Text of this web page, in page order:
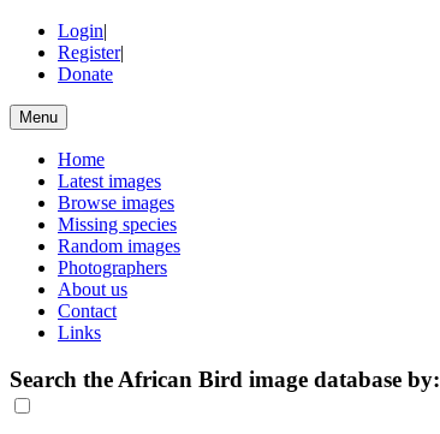
Login|
Register|
Donate
Menu
Home
Latest images
Browse images
Missing species
Random images
Photographers
About us
Contact
Links
Search the African Bird image database by: